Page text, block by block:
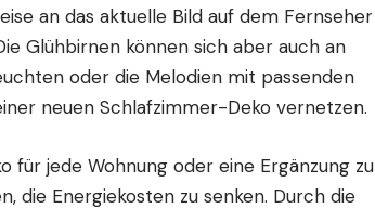
an das aktuelle Bild auf dem Fernseher
Glühbirnen können sich aber auch an
oder die Melodien mit passenden
neuen Schlafzimmer-Deko vernetzen.
jede Wohnung oder eine Ergänzung zu
die Energiekosten zu senken. Durch die